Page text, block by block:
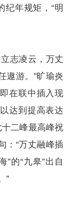
纪年规矩，“明
志凌云，万丈
遨游。”旷瑜炎
在联中插入现
达到提高表达
十二峰最高峰祝
：“万丈融峰插
”的“九皋”出自
”